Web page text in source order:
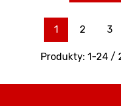
1 2 3
Produkty: 1-24/